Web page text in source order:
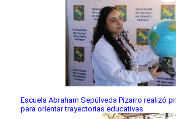
Escuela Abraham Sepúlveda Pizarro realizó
para orientar trayectorias educativas